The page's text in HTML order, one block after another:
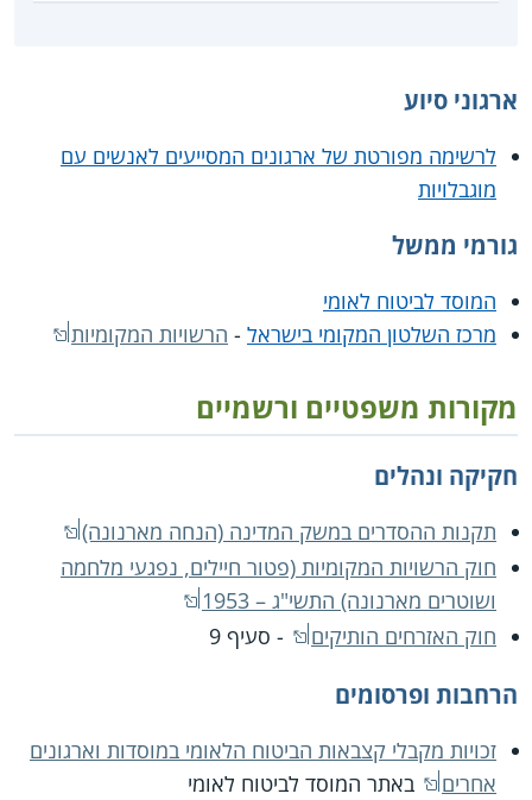
ארגוני סיוע
לרשימה מפורטת של ארגונים המסייעים לאנשים עם
מוגבלויות
גורמי ממשל
המוסד לביטוח לאומי
מרכז השלטון המקומי בישראל - הרשויות המקומיות
מקורות משפטיים ורשמיים
חקיקה ונהלים
תקנות ההסדרים במשק המדינה (הנחה מארנונה)
חוק הרשויות המקומיות (פטור חיילים, נפגעי מלחמה
ושוטרים מארנונה) התשי"ג – 1953
חוק האזרחים הותיקים
- סעיף 9
הרחבות ופרסומים
זכויות מקבלי קצבאות הביטוח הלאומי במוסדות וארגונים
אחרים
באתר המוסד לביטוח לאומי